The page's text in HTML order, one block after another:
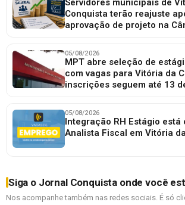
Servidores municipais de
Conquista terão reajuste
aprovação de projeto na
05/08/2026
MPT abre seleção de
com vagas para Vitória da
inscrições seguem até 13
05/08/2026
Integração RH Estágio está
Analista Fiscal em Vitória
Siga o Jornal Conquista onde você
Nos acompanhe também nas redes sociais. É só